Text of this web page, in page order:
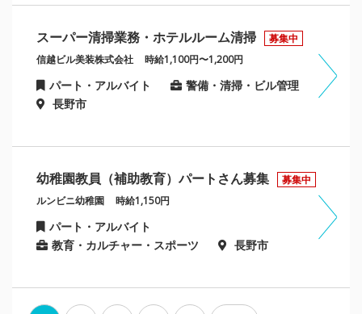
スーパー清掃業務・ホテルルーム清掃 募集中
信越ビル美装株式会社 時給1,100円〜1,200円
パート・アルバイト
警備・清掃・ビル管理
長野市
幼稚園教員（補助教育）パートさん募集 募集中
ルンビニ幼稚園 時給1,150円
パート・アルバイト
教育・カルチャー・スポーツ
長野市